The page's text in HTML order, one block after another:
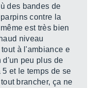
des bandes de
contre la
est très bien
niveau
à l'ambiance e
d'un peu plus de
et le temps de se
brancher, ça ne